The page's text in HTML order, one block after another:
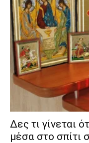
Δες τι γίνεται
μέσα στο σπίτι